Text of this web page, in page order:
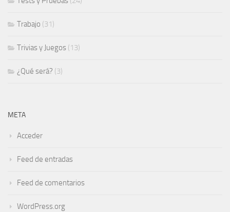
Trabajo (31)
Trivias y Juegos (13)
¿Qué será? (3)
META
Acceder
Feed de entradas
Feed de comentarios
WordPress.org